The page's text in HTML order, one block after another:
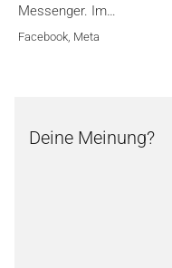
Messenger. Im…
Facebook Meta
Deine Meinung?